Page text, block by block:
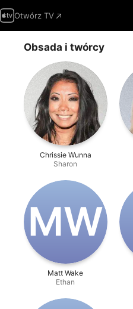
Otwórz TV
Obsada i twórcy
Chrissie Wunna
Sharon
M‌W
Matt Wake
Ethan